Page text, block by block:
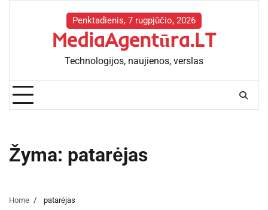
Penktadienis, 7 rugpjūčio, 2026
MediaAgentūra.LT
Technologijos, naujienos, verslas
Žyma: patarėjas
Home patarėjas